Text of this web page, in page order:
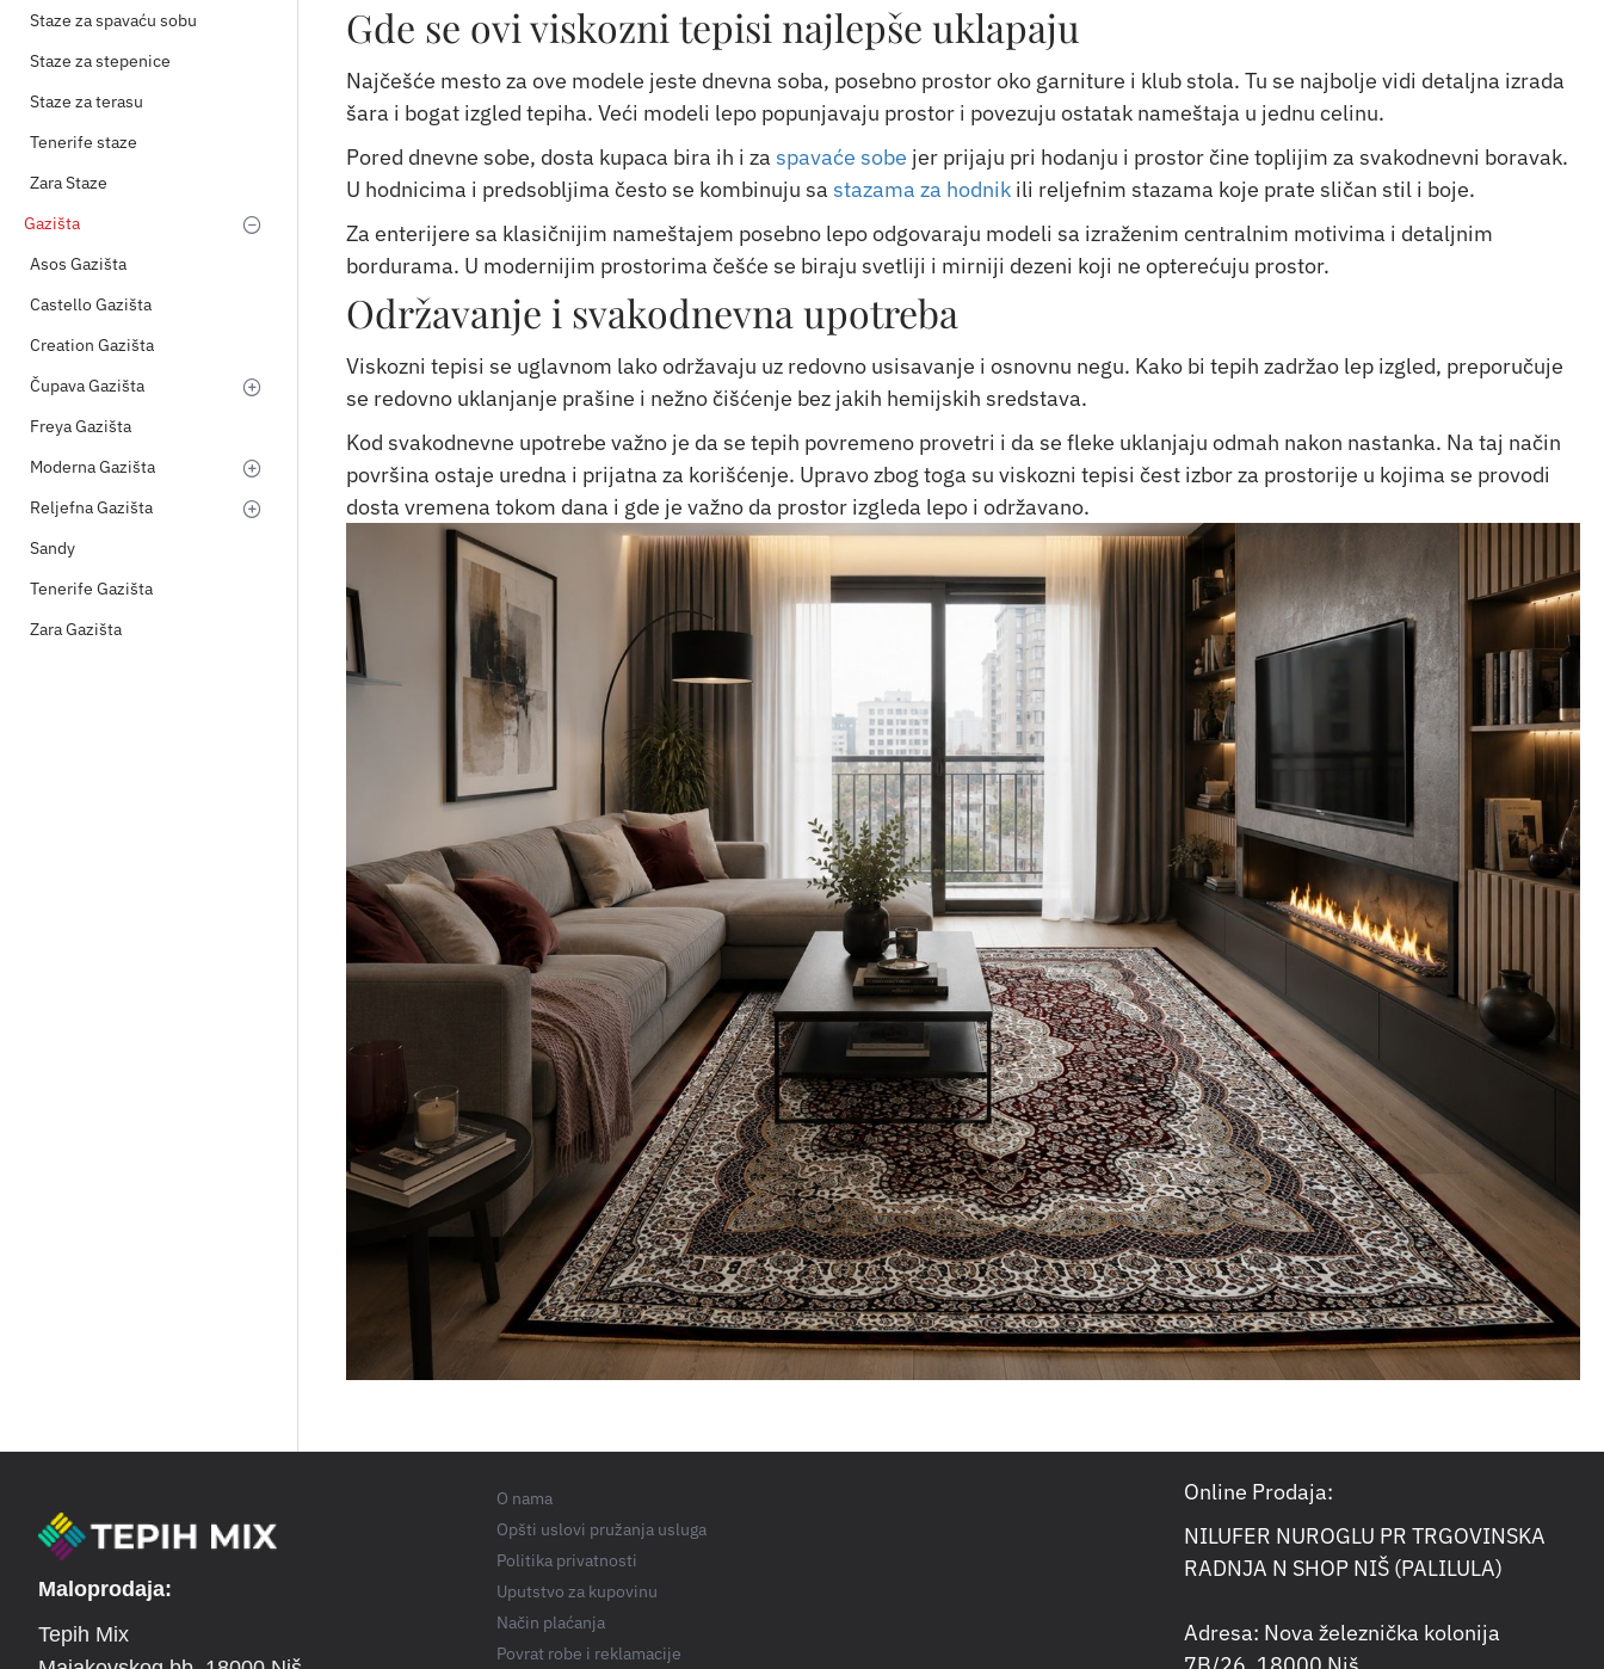
Staze za spavaću sobu
Staze za stepenice
Staze za terasu
Tenerife staze
Zara Staze
Gazišta
Asos Gazišta
Castello Gazišta
Creation Gazišta
Čupava Gazišta
Freya Gazišta
Moderna Gazišta
Reljefna Gazišta
Sandy
Tenerife Gazišta
Zara Gazišta
Gde se ovi viskozni tepisi najlepše uklapaju
Najčešće mesto za ove modele jeste dnevna soba, posebno prostor oko garniture i klub stola. Tu se najbolje vidi detaljna izrada
šara i bogat izgled tepiha. Veći modeli lepo popunjavaju prostor i povezuju ostatak nameštaja u jednu celinu.
Pored dnevne sobe, dosta kupaca bira ih i za spavaće sobe jer prijaju pri hodanju i prostor čine toplijim za svakodnevni boravak.
U hodnicima i predsoblјima često se kombinuju sa stazama za hodnik ili reljefnim stazama koje prate sličan stil i boje.
Za enterijere sa klasičnijim nameštajem posebno lepo odgovaraju modeli sa izraženim centralnim motivima i detaljnim
bordurama. U modernijim prostorima češće se biraju svetliji i mirniji dezeni koji ne opterećuju prostor.
Održavanje i svakodnevna upotreba
Viskozni tepisi se uglavnom lako održavaju uz redovno usisavanje i osnovnu negu. Kako bi tepih zadržao lep izgled, preporučuje
se redovno uklanjanje prašine i nežno čišćenje bez jakih hemijskih sredstava.
Kod svakodnevne upotrebe važno je da se tepih povremeno provetri i da se fleke uklanjaju odmah nakon nastanka. Na taj način
površina ostaje uredna i prijatna za korišćenje. Upravo zbog toga su viskozni tepisi čest izbor za prostorije u kojima se provodi
dosta vremena tokom dana i gde je važno da prostor izgleda lepo i održavano.
Maloprodaja:
Tepih Mix
O nama
Opšti uslovi pružanja usluga
Politika privatnosti
Uputstvo za kupovinu
Način plaćanja
Povrat robe i reklamacije
Online Prodaja:
NILUFER NUROGLU PR TRGOVINSKA
RADNJA N SHOP NIŠ (PALILULA)
Adresa: Nova železnička kolonija